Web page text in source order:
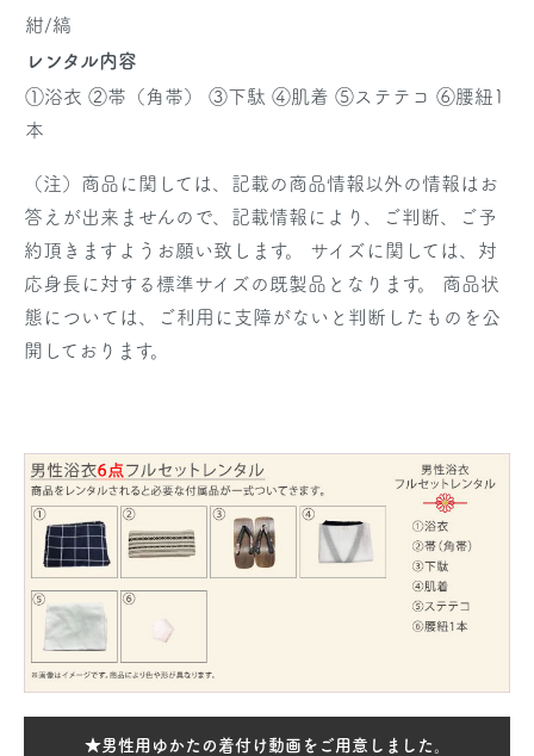
紺/縞
レンタル内容
①浴衣 ②帯（角帯） ③下駄 ④肌着 ⑤ステテコ ⑥腰紐1
本
（注）商品に関しては、記載の商品情報以外の情報はお
答えが出来ませんので、記載情報により、ご判断、ご予
約頂きますようお願い致します。 サイズに関しては、対
応身長に対する標準サイズの既製品となります。 商品状
態については、ご利用に支障がないと判断したものを公
開しております。
★男性用ゆかたの着付け動画をご用意しました。